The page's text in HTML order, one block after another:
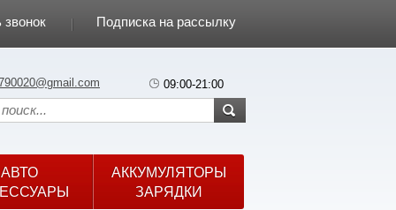
звонок Подписка на рассылку
09:00-21:00
АВТО
АККУМУЛЯТОРЫ
ЗАРЯДКИ